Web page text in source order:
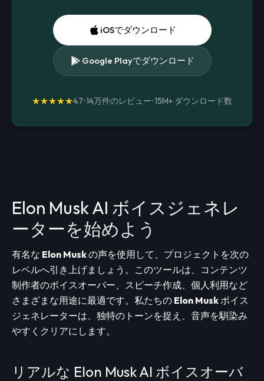
iOSでダウンロード
Google Playでダウンロード
★★★★★4.7•14万件のレビュー•15M+ ダウンロード数
Elon Musk AI ボイスジェネレ
ーターを始めよう
有名な Elon Muskの声を使用して、プロジェクトを次の
レベルへ引き上げましょう。このツールは、コンテンツ
制作者のボイスオーバー、スピーチ作成、個人利用など
さまざまな用途に最適です。私たちの Elon Muskボイス
ジェネレーターは、独特のトーンを捉え、音声を馴染み
やすくクリアにします。
リアルな Elon Musk AI ボイスオーバ